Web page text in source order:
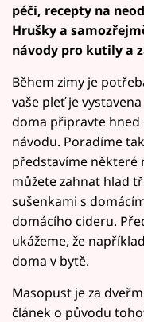
péči, recepty na
Hrušky a
návody pro kutily a
Během zimy je
vaše pleť je
doma připravte hned
návodu. Poradíme
představíme některé
můžete zahnat hlad
sušenkami s
domácího cideru.
ukážeme, že
doma v bytě.
Masopust je za
článek o původu